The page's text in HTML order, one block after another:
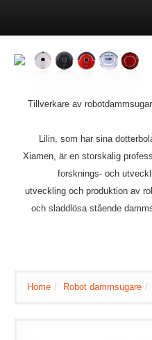
Deutsch
Português 日本語
Suomi
Hrvatski Română
Ukrainian
Slovenčina
Tillverkare av
Lilin, som har sina
Xiamen, är en storskalig
forsknings- och
utveckling och produktion av
och sladdlösa stående
Home / Robot dammsugare /